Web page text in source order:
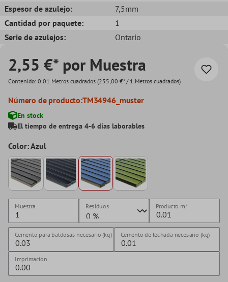
Espesor de azulejo:
7,5mm
Cantidad por paquete:
1
Serie de azulejos:
Ontario
2,55 €* por Muestra
Contenido: 0.01 Metros cuadrados (255,00 €* / 1 Metros cuadrados)
Número de producto:TM34946_muster
En stock
El tiempo de entrega 4-6 días laborables
Color: Azul
Muestra Residuos Producto m²
Cemento para baldosas necesario (kg) Cemento de lechada necesario (kg)
Imprimación